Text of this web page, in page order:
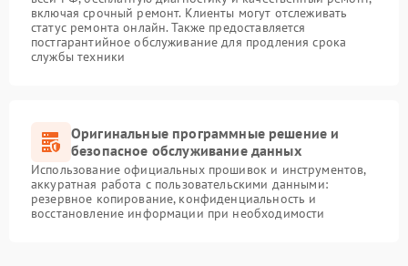
включая срочный ремонт. Клиенты могут отслеживать
статус ремонта онлайн. Также предоставляется
постгарантийное обслуживание для продления срока
службы техники
Оригинальные программные решение и
безопасное обслуживание данных
Использование официальных прошивок и инструментов,
аккуратная работа с пользовательскими данными:
резервное копирование, конфиденциальность и
восстановление информации при необходимости